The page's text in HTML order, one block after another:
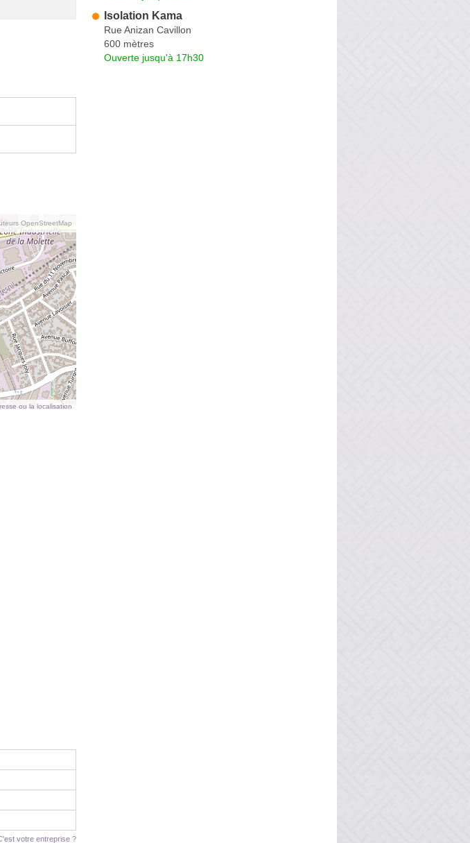
OpenStreetMap
ou la localisation
votre entreprise ?
Isolation Kama
Rue Anizan Cavillon
600 mètres
Ouverte jusqu'à 17h30